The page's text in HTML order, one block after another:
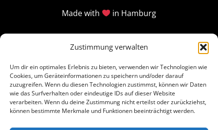
Zustimmung verwalten
Um dir ein optimales Erlebnis zu bieten, verwenden wir Technologien wie
Cookies, um Geräteinformationen zu speichern und/oder darauf
zuzugreifen. Wenn du diesen Technologien zustimmst, können wir Daten
wie das Surfverhalten oder eindeutige IDs auf dieser Website
verarbeiten. Wenn du deine Zustimmung nicht erteilst oder zurückziehst,
können bestimmte Merkmale und Funktionen beeinträchtigt werden.
Made with in Hamburg